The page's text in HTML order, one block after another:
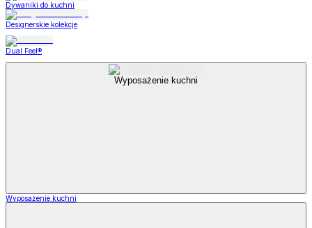
Dywaniki do kuchni
Designerskie kolekcje
Dual Feel®
Wyposażenie kuchni
Wyposażenie kuchni